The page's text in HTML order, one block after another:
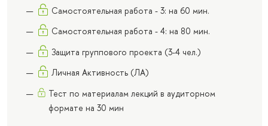
Cамостоятельная работа - 3: на 60 мин.
Cамостоятельная работа - 4: на 80 мин.
Защита группового проекта (3-4 чел.)
Личная Активность (ЛА)
Тест по материалам лекций в аудиторном
формате на 30 мин